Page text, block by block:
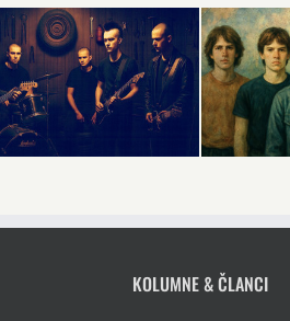
KOLUMNE & ČLANCI